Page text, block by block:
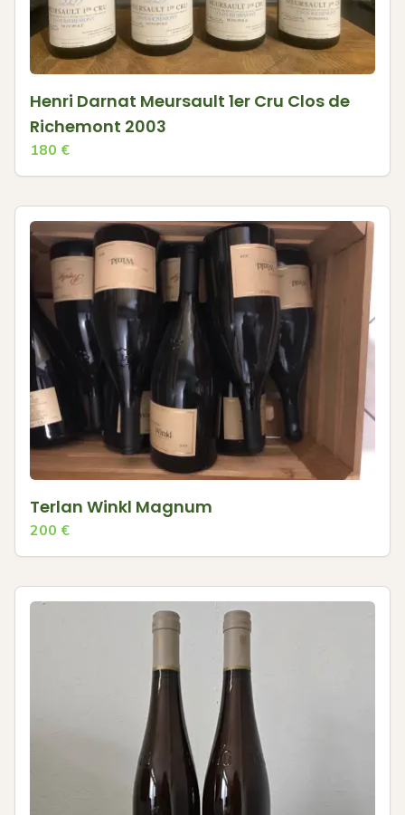
Henri Darnat Meursault 1er Cru Clos de
Richemont 2003
180 €
Terlan Winkl Magnum
200 €